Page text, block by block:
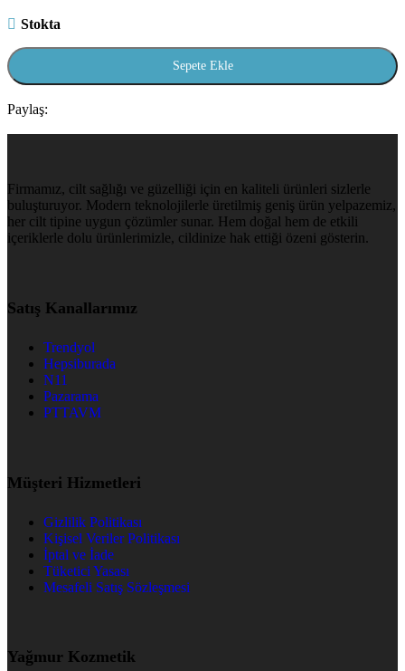
Stokta
Sepete Ekle
Paylaş:
Firmamız, cilt sağlığı ve güzelliği için en kaliteli ürünleri sizlerle
buluşturuyor. Modern teknolojilerle üretilmiş geniş ürün yelpazemiz,
her cilt tipine uygun çözümler sunar. Hem doğal hem de etkili
içeriklerle dolu ürünlerimizle, cildinize hak ettiği özeni gösterin.
Satış Kanallarımız
Trendyol
Hepsiburada
N11
Pazarama
PTTAVM
Müşteri Hizmetleri
Gizlilik Politikası
Kişisel Veriler Politikası
İptal ve İade
Tüketici Yasası
Mesafeli Satış Sözleşmesi
Yağmur Kozmetik